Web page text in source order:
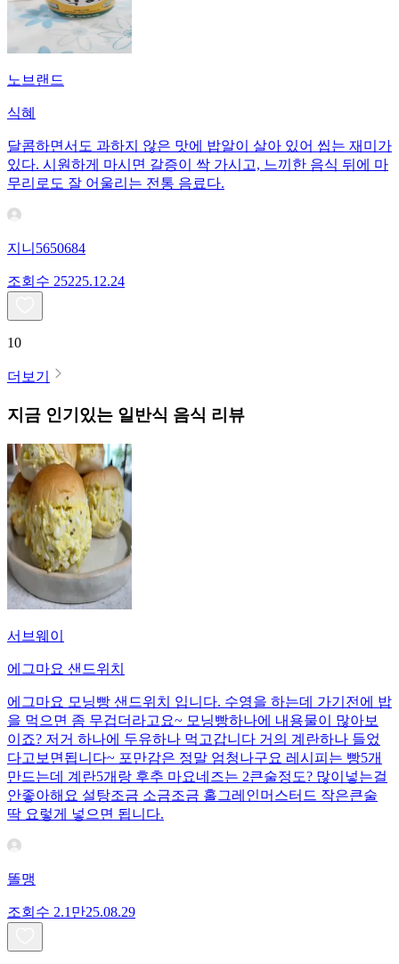
노브랜드
식혜
달콤하면서도 과하지 않은 맛에 밥알이 살아 있어 씹는 재미가
있다. 시원하게 마시면 갈증이 싹 가시고, 느끼한 음식 뒤에 마
무리로도 잘 어울리는 전통 음료다.
지니5650684
조회수 25225.12.24
10
더보기
지금 인기있는 일반식 음식 리뷰
서브웨이
에그마요 샌드위치
에그마요 모닝빵 샌드위치 입니다. 수영을 하는데 가기전에 밥
을 먹으면 좀 무겁더라고요~ 모닝빵하나에 내용물이 많아보
이죠? 저거 하나에 두유하나 먹고갑니다 거의 계란하나 들었
다고보면됩니다~ 포만감은 정말 엄청나구요 레시피는 빵5개
만드는데 계란5개랑 후추 마요네즈는 2큰술정도? 많이넣는걸
안좋아해요 설탕조금 소금조금 홀그레인머스터드 작은큰술
딱 요렇게 넣으면 됩니다.
똘맹
조회수 2.1만25.08.29